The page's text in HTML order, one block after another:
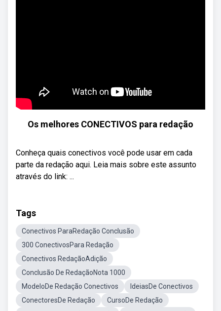
Os melhores CONECTIVOS para redação
Conheça quais conectivos você pode usar em cada
parte da redação aqui. Leia mais sobre este assunto
através do link: ...
Tags
Conectivos ParaRedação Conclusão
300 ConectivosPara Redação
Conectivos RedaçãoAdição
Conclusão De RedaçãoNota 1000
ModeloDe Redação Conectivos
IdeiasDe Conectivos
ConectoresDe Redação
CursoDe Redação